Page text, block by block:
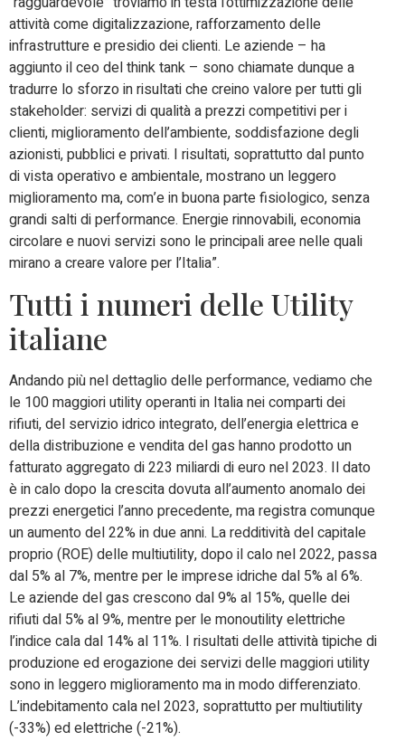
attività come digitalizzazione, rafforzamento delle
infrastrutture e presidio dei clienti. Le aziende – ha
aggiunto il ceo del think tank – sono chiamate dunque a
tradurre lo sforzo in risultati che creino valore per tutti gli
stakeholder: servizi di qualità a prezzi competitivi per i
clienti, miglioramento dell’ambiente, soddisfazione degli
azionisti, pubblici e privati. I risultati, soprattutto dal punto
di vista operativo e ambientale, mostrano un leggero
miglioramento ma, com’e in buona parte fisiologico, senza
grandi salti di performance. Energie rinnovabili, economia
circolare e nuovi servizi sono le principali aree nelle quali
mirano a creare valore per l’Italia”.
Tutti i numeri delle Utility
italiane
Andando più nel dettaglio delle performance, vediamo che
le 100 maggiori utility operanti in Italia nei comparti dei
rifiuti, del servizio idrico integrato, dell’energia elettrica e
della distribuzione e vendita del gas hanno prodotto un
fatturato aggregato di 223 miliardi di euro nel 2023. Il dato
è in calo dopo la crescita dovuta all’aumento anomalo dei
prezzi energetici l’anno precedente, ma registra comunque
un aumento del 22% in due anni. La redditività del capitale
proprio (ROE) delle multiutility, dopo il calo nel 2022, passa
dal 5% al 7%, mentre per le imprese idriche dal 5% al 6%.
Le aziende del gas crescono dal 9% al 15%, quelle dei
rifiuti dal 5% al 9%, mentre per le monoutility elettriche
l’indice cala dal 14% al 11%. I risultati delle attività tipiche di
produzione ed erogazione dei servizi delle maggiori utility
sono in leggero miglioramento ma in modo differenziato.
L’indebitamento cala nel 2023, soprattutto per multiutility
(-33%) ed elettriche (-21%).